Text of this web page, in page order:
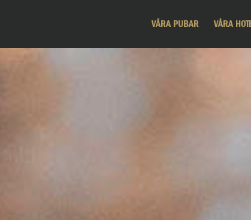
VÅRA PUBAR VÅRA